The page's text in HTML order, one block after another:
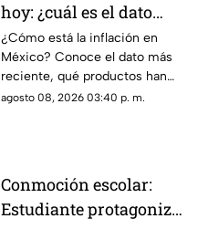
hoy: ¿cuál es el dato
actual?
¿Cómo está la inflación en
México? Conoce el dato más
reciente, qué productos han
subido de precio y cómo
agosto 08, 2026 03:40 p. m.
Conmoción escolar:
Estudiante protagoniza